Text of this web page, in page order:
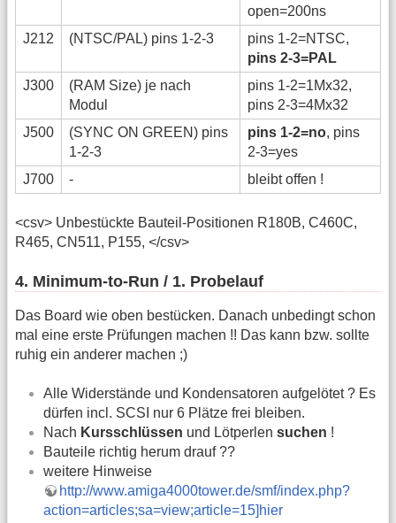
open=200ns
J212
(NTSC/PAL) pins 1-2-3
pins 1-2=NTSC,
pins 2-3=PAL
J300
(RAM Size) je nach
Modul
pins 1-2=1Mx32,
pins 2-3=4Mx32
J500
(SYNC ON GREEN) pins
1-2-3
pins 1-2=no, pins
2-3=yes
J700
- bleibt offen !
<csv> Unbestückte Bauteil-Positionen R180B, C460C,
R465, CN511, P155, </csv>
4. Minimum-to-Run / 1. Probelauf
Das Board wie oben bestücken. Danach unbedingt schon
mal eine erste Prüfungen machen !! Das kann bzw. sollte
ruhig ein anderer machen ;)
Alle Widerstände und Kondensatoren aufgelötet ? Es
dürfen incl. SCSI nur 6 Plätze frei bleiben.
Nach Kursschlüssen und Lötperlen suchen !
Bauteile richtig herum drauf ??
weitere Hinweise
http://www.amiga4000tower.de/smf/index.php?
action=articles;sa=view;article=15]hier